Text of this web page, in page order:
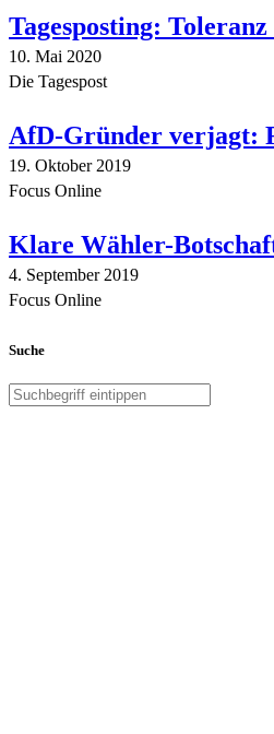
Tagesposting:
10. Mai 2020
Die Tagespost
AfD-Gründer verjagt:
19. Oktober 2019
Focus Online
Klare Wähler-
4. September 2019
Focus Online
Suche